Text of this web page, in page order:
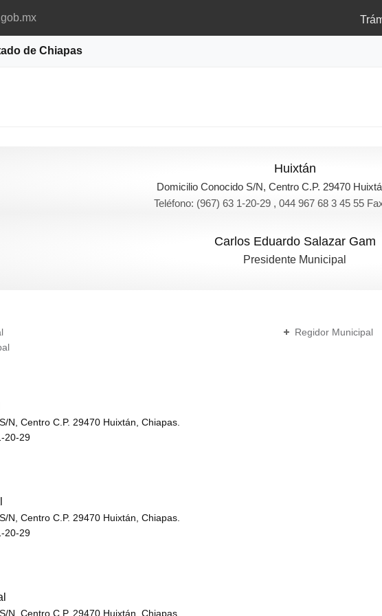
de Chiapas
Huixtán
Domicilio Conocido S/N, Centro C.P. 29470
Teléfono: (967) 63 1-20-29 , 044 967 68 3 45 55
Carlos Eduardo Salazar Gam
Presidente Municipal
Regidor Municipal
N, Centro C.P. 29470 Huixtán, Chiapas.
20-29
N, Centro C.P. 29470 Huixtán, Chiapas.
20-29
N, Centro C.P. 29470 Huixtán, Chiapas.